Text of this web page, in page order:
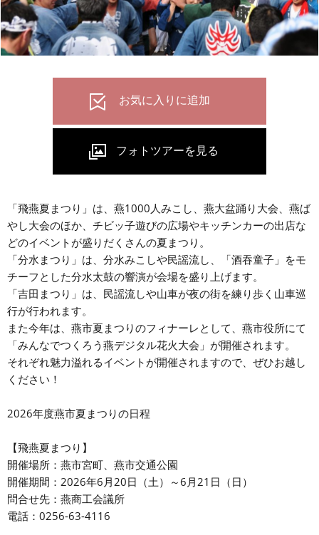
「飛燕夏まつり」は、燕1000人みこし、燕大盆踊り大会、燕ば
やし大会のほか、チビッ子遊びの広場やキッチンカーの出店な
どのイベントが盛りだくさんの夏まつり。
「分水まつり」は、分水みこしや民謡流し、「酒吞童子」をモ
チーフとした分水太鼓の響演が会場を盛り上げます。
「吉田まつり」は、民謡流しや山車が夜の街を練り歩く山車巡
行が行われます。
また今年は、燕市夏まつりのフィナーレとして、燕市役所にて
「みんなでつくろう燕デジタル花火大会」が開催されます。
それぞれ魅力溢れるイベントが開催されますので、ぜひお越し
ください！
2026年度燕市夏まつりの日程
【飛燕夏まつり】
開催場所：燕市宮町、燕市交通公園
開催期間：2026年6月20日（土）～6月21日（日）
問合せ先：燕商工会議所
電話：0256-63-4116